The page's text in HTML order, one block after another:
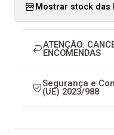
Mostrar stock das
ATENÇÃO:
ENCOMENDAS
Segurança e
(UE) 2023/988